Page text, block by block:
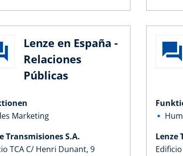
Lenze en España -
Relaciones
Públicas
Marketing
Transmisiones S.A.
TCA C/ Henri Dunant, 9
Lenze